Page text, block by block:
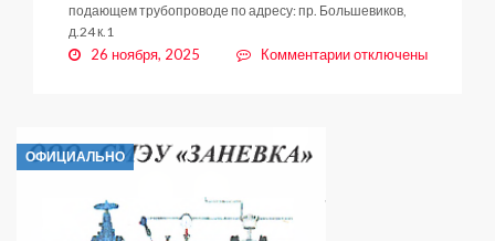
подающем трубопроводе по адресу: пр. Большевиков,
д.24 к.1
26 ноября, 2025 Комментариикотключены
ОФИЦИАЛЬНО